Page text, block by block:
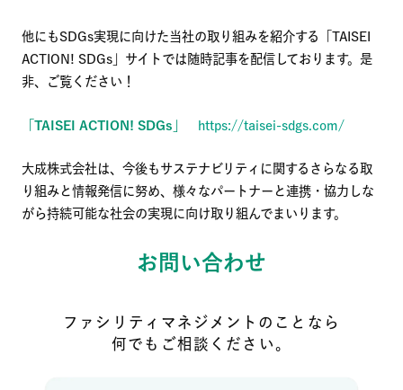
他にもSDGs実現に向けた当社の取り組みを紹介する「TAISEI
ACTION! SDGs」サイトでは随時記事を配信しております。是
非、ご覧ください！
「TAISEI ACTION! SDGs」 https://taisei-sdgs.com/
大成株式会社は、今後もサステナビリティに関するさらなる取
り組みと情報発信に努め、様々なパートナーと連携・協力しな
がら持続可能な社会の実現に向け取り組んでまいります。
お問い合わせ
ファシリティマネジメントのことなら
何でもご相談ください。